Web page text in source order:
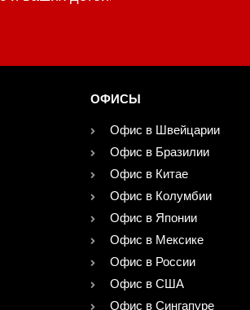
ОФИСЫ
Офис в Швейцарии
Офис в Бразилии
Офис в Китае
Офис в Колумбии
Офис в Японии
Офис в Мексике
Офис в России
Офис в США
Офис в Сингапуре